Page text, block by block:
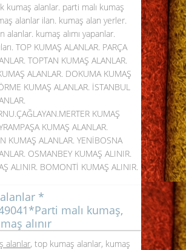
kumaş alanlar. parti malı kumaş
alanlar ilan. kumaş alan yerler.
alanlar. kumaş alımı yapanlar.
TOP KUMAŞ ALANLAR. PARÇA
TOPTAN KUMAŞ ALANLAR.
ALANLAR. DOKUMA KUMAŞ
KUMAŞ ALANLAR. İSTANBUL
KUMAŞ
KUMAŞ ALANLAR.
KUMAŞ ALANLAR. YENİBOSNA
OSMANBEY KUMAŞ ALINIR.
ALINIR. BOMONTİ KUMAŞ ALINIR.
*
malı kumaş,
alınır
alanlar, top kumaş alanlar, kumaş